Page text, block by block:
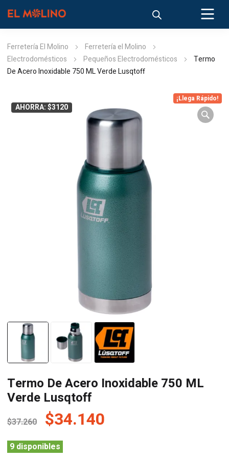
Ferretería El Molino
Ferretería el Molino
Electrodomésticos
Pequeños Electrodomésticos
Termo
De Acero Inoxidable 750 ML Verde Lusqtoff
AHORRA: $3120
¡Llega Rápido!
Termo De Acero Inoxidable 750 ML
Verde Lusqtoff
$37.260 El
precio
original
$34.140
9 disponibles